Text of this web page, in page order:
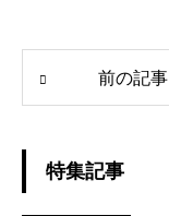
前の記事
特集記事